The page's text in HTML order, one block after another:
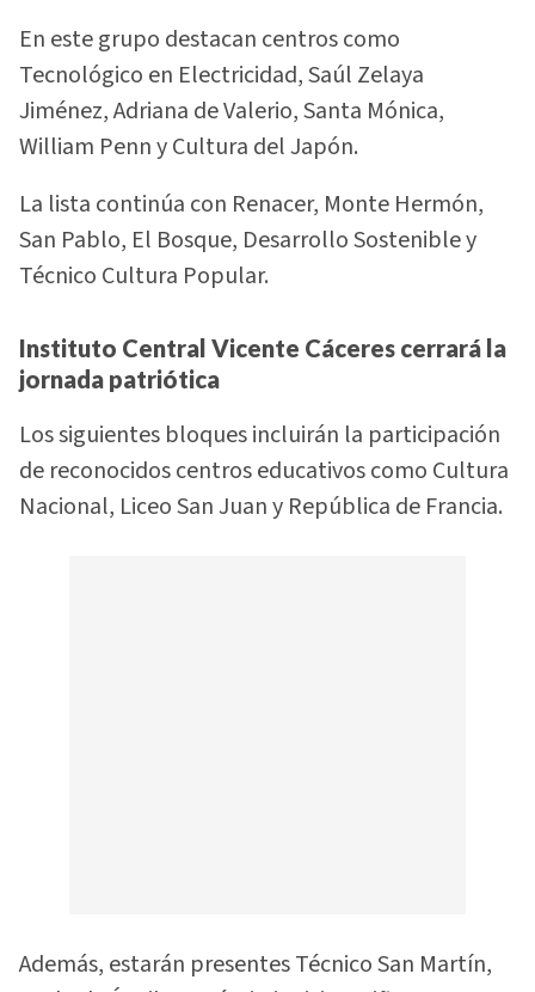
En este grupo destacan centros como
Tecnológico en Electricidad, Saúl Zelaya
Jiménez, Adriana de Valerio, Santa Mónica,
William Penn y Cultura del Japón.
La lista continúa con Renacer, Monte Hermón,
San Pablo, El Bosque, Desarrollo Sostenible y
Técnico Cultura Popular.
Instituto Central Vicente Cáceres cerrará la
jornada patriótica
Los siguientes bloques incluirán la participación
de reconocidos centros educativos como Cultura
Nacional, Liceo San Juan y República de Francia.
Además, estarán presentes Técnico San Martín,